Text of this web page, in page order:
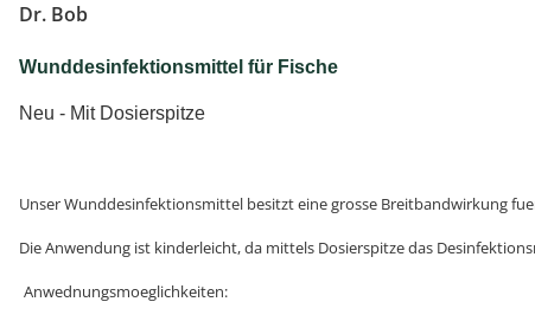
Dr. Bob
Wunddesinfektionsmittel für Fische
Neu - Mit Dosierspitze
Unser Wunddesinfektionsmittel besitzt eine grosse Breitbandwirkung
Die Anwendung ist kinderleicht, da mittels Dosierspitze das
Anwednungsmoeglichkeiten: